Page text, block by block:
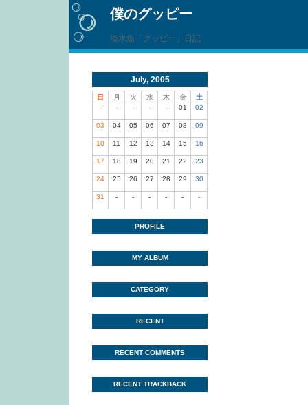
僕のグッピー
淡水魚「グッピー」日記
July, 2005
日 月 火 水 木 金
土
-
- - - - 01 02
03 04 05 06 07 08 09
10 11 12 13 14 15 16
17 18 19 20 21 22 23
24 25 26 27 28 29 30
31 - - - - - -
PROFILE
MY ALBUM
CATEGORY
RECENT
RECENT COMMENTS
RECENT TRACKBACK